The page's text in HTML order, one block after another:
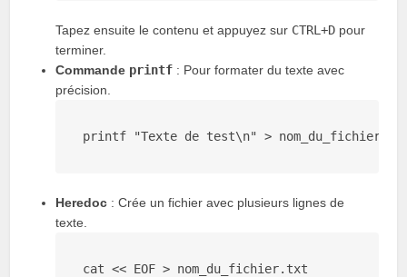
Tapez ensuite le contenu et appuyez sur CTRL+D pour
terminer.
Commande printf : Pour formater du texte avec
précision.
printf "Texte de test\n"
Heredoc : Crée un fichier avec plusieurs lignes de
texte.
cat << EOF > nom_du_fichier.txt